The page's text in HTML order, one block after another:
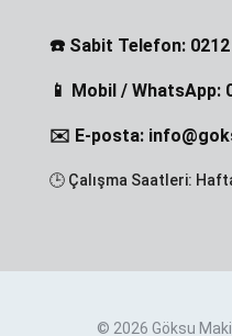
☎️ Sabit Telefon: 0212
📱 Mobil / WhatsApp:
✉️ E-posta:
🕒 Çalışma Saatleri: